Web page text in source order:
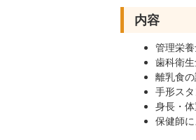
内容
管理栄
歯科衛
離乳食
手形ス
身長・
保健師